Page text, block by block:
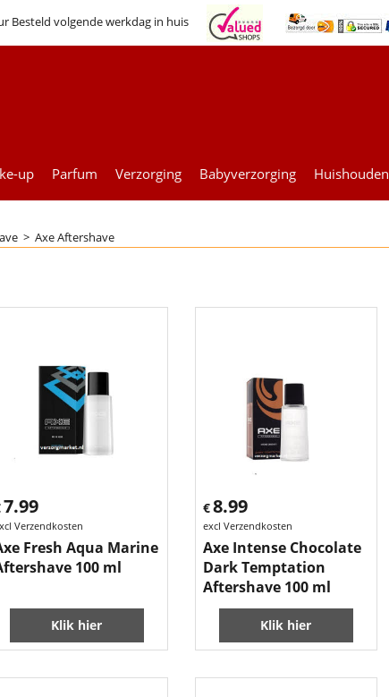
Besteld volgende werkdag in huis
up Parfum Verzorging Babyverzorging Huishouden
> Axe Aftershave
7.99
Verzendkosten
Fresh Aqua Marine
100 ml
Klik hier
€8.99
excl Verzendkosten
Axe Intense Chocolate
Dark Temptation
Aftershave 100 ml
Klik hier